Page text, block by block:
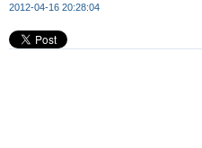
2012-04-16 20:28:04